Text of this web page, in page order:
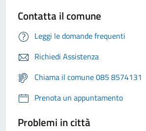
Contatta il comune
Leggi le domande frequenti
Richiedi Assistenza
Chiama il comune 085 8574131
Prenota un appuntamento
Problemi in città